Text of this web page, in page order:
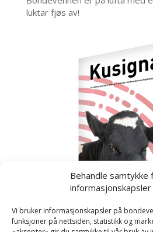
Behandle samtykke
informasjonskapsler
Vi bruker informasjonskapsler på
funksjoner på nettsiden, statistikk og
luktar fjøs av!